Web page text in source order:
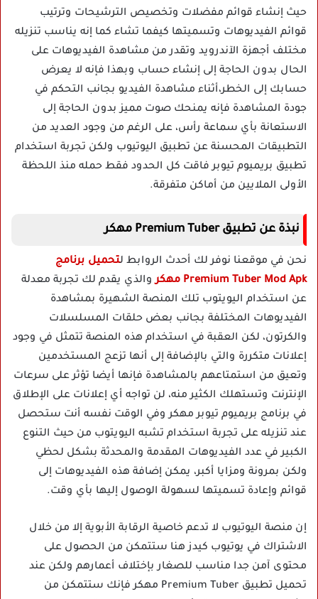
حيث إنشاء قوائم مفضلات وتخصيص الترشيحات وترتيب
قوائم الفيديوهات وتسميتها كيفما تشاء كما إنه يناسب تنزيله
مختلف أجهزة الآندرويد وتقدر من مشاهدة الفيديوهات على
الحال بدون الحاجة إلى إنشاء حساب وبهذا فإنه لا يعرض
حسابك إلى الخطر،أثناء مشاهدة الفيديو بجانب التحكم في
جودة المشاهدة فإنه يمنحك صوت مميز بدون الحاجة إلى
الاستعانة بأي سماعة رأس، على الرغم من وجود العديد من
التطبيقات المحسنة عن تطبيق اليوتيوب ولكن تجربة استخدام
تطبيق بريميوم تيوبر فاقت كل الحدود فقط حمله منذ اللحظة
الأولى الملايين من أماكن متفرقة.
نبذة عن تطبيق Premium Tuber مهكر
نحن في موقعنا نوفر لك أحدث الروابط لتحميل برنامج
Premium Tuber Mod Apk مهكر
والذي يقدم لك تجربة معدلة
عن استخدام اليويتوب تلك المنصة الشهيرة بمشاهدة
الفيديوهات المختلفة بجانب بعض حلقات المسلسلات
والكرتون، لكن العقبة في استخدام هذه المنصة تتمثل في وجود
إعلانات متكررة والتي بالإضافة إلى أنها تزعج المستخدمين
وتعيق من استمتاعهم بالمشاهدة فإنها أيضا تؤثر على سرعات
الإنترنت وتستهلك الكثير منه، لن تواجه أي إعلانات على الإطلاق
في برنامج بريميوم تيوبر مهكر وفي الوقت نفسه أنت ستحصل
عند تنزيله على تجربة استخدام تشبه اليويتوب من حيث التنوع
الكبير في عدد الفيديوهات المقدمة والمحدثة بشكل لحظي
ولكن بمرونة ومزايا أكبر، يمكن إضافة هذه الفيديوهات إلى
قوائم وإعادة تسميتها لسهولة الوصول إليها بأي وقت.
إن منصة اليوتيوب لا تدعم خاصية الرقابة الأبوية إلا من خلال
الاشتراك في يوتيوب كيدز هنا ستتمكن من الحصول على
محتوى آمن جدا مناسب للصغار بإختلاف أعمارهم ولكن عند
تحميل تطبيق Premium Tuber مهكر فإنك ستتمكن من